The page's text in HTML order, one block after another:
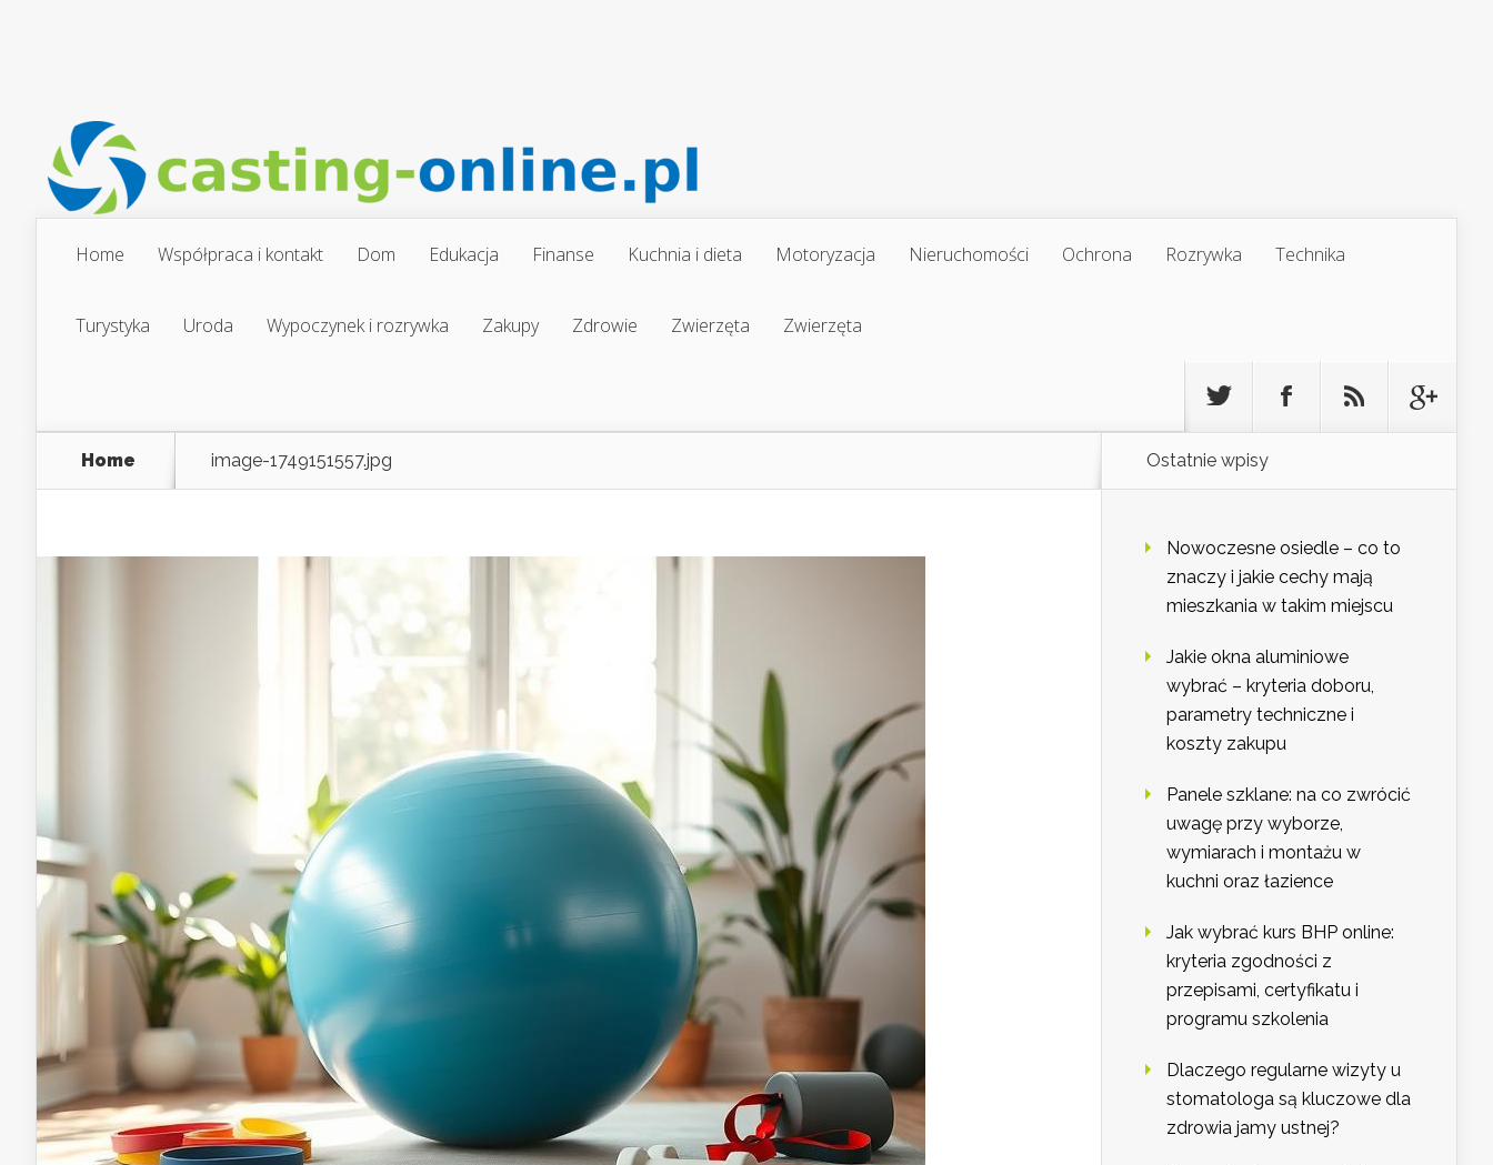
Home Współpraca i kontakt Dom Edukacja Finanse Kuchnia i dieta Motoryzacja Nieruchomości Ochrona Rozrywka Technika
Turystyka Uroda Wypoczynek i rozrywka Zakupy Zdrowie Zwierzęta Zwierzęta
Home image-1749151557.jpg Ostatnie wpisy
Nowoczesne osiedle – co to
znaczy i jakie cechy mają
mieszkania w takim miejscu
Jakie okna aluminiowe
wybrać – kryteria doboru,
parametry techniczne i
koszty zakupu
Panele szklane: na co zwrócić
uwagę przy wyborze,
wymiarach i montażu w
kuchni oraz łazience
Jak wybrać kurs BHP online:
kryteria zgodności z
przepisami, certyfikatu i
programu szkolenia
Dlaczego regularne wizyty u
stomatologa są kluczowe dla
zdrowia jamy ustnej?